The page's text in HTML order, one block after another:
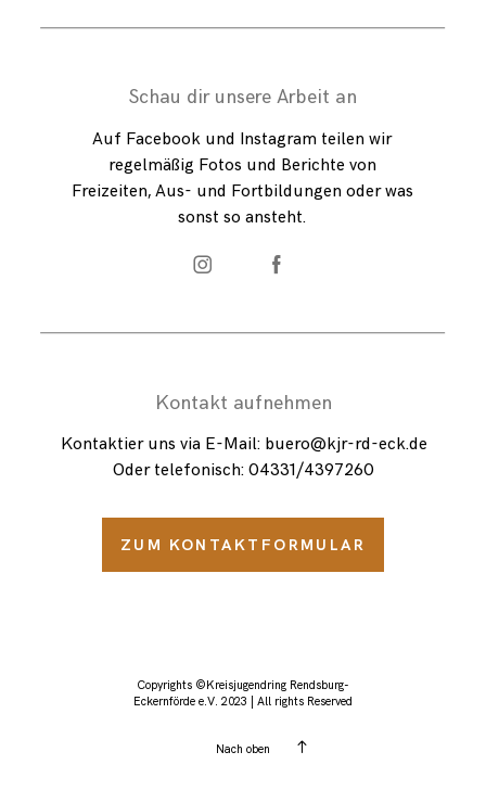
Kontakt aufnehmen
Schau dir unsere Arbeit an
Kontaktier uns via E-Mail: buero@kjr-rd-eck.de
Oder telefonisch: 04331/4397260
Auf Facebook und Instagram teilen wir
regelmäßig Fotos und Berichte von
Freizeiten, Aus- und Fortbildungen oder was
sonst so ansteht.
ZUM KONTAKTFORMULAR
Copyrights ©Kreisjugendring Rendsburg-
Eckernförde e.V. 2023 | All rights Reserved
Nach oben